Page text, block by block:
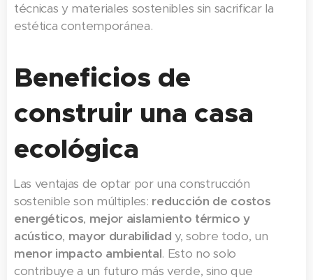
técnicas y materiales sostenibles sin sacrificar la
estética contemporánea.
Beneficios de
construir una casa
ecológica
Las ventajas de optar por una construcción
sostenible son múltiples: reducción de costos
energéticos, mejor aislamiento térmico y
acústico, mayor durabilidad y, sobre todo, un
menor impacto ambiental. Esto no solo
contribuye a un futuro más verde, sino que